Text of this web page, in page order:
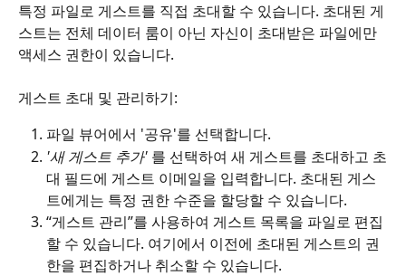
특정 파일로 게스트를 직접 초대할 수 있습니다. 초대된 게
스트는 전체 데이터 룸이 아닌 자신이 초대받은 파일에만
액세스 권한이 있습니다.
게스트 초대 및 관리하기:
파일 뷰어에서 '공유'를 선택합니다.
'새 게스트 추가' 를 선택하여 새 게스트를 초대하고 초
대 필드에 게스트 이메일을 입력합니다. 초대된 게스
트에게는 특정 권한 수준을 할당할 수 있습니다.
“게스트 관리”를 사용하여 게스트 목록을 파일로 편집
할 수 있습니다. 여기에서 이전에 초대된 게스트의 권
한을 편집하거나 취소할 수 있습니다.